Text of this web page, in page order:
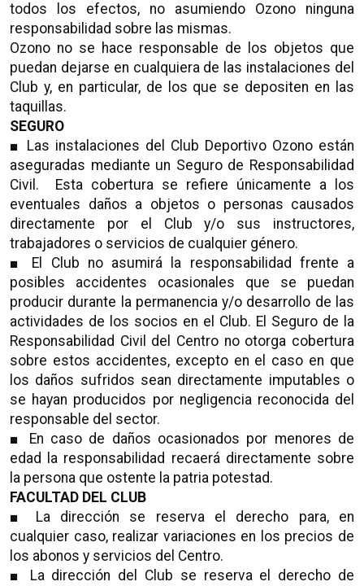
todos los efectos, no asumiendo Ozono ninguna
responsabilidad sobre las mismas.
Ozono no se hace responsable de los objetos que
puedan dejarse en cualquiera de las instalaciones del
Club y, en particular, de los que se depositen en las
taquillas.
SEGURO
■ Las instalaciones del Club Deportivo Ozono están
aseguradas mediante un Seguro de Responsabilidad
Civil. Esta cobertura se refiere únicamente a los
eventuales daños a objetos o personas causados
directamente por el Club y/o sus instructores,
trabajadores o servicios de cualquier género.
■ El Club no asumirá la responsabilidad frente a
posibles accidentes ocasionales que se puedan
producir durante la permanencia y/o desarrollo de las
actividades de los socios en el Club. El Seguro de la
Responsabilidad Civil del Centro no otorga cobertura
sobre estos accidentes, excepto en el caso en que
los daños sufridos sean directamente imputables o
se hayan producidos por negligencia reconocida del
responsable del sector.
■ En caso de daños ocasionados por menores de
edad la responsabilidad recaerá directamente sobre
la persona que ostente la patria potestad.
FACULTAD DEL CLUB
■ La dirección se reserva el derecho para, en
cualquier caso, realizar variaciones en los precios de
los abonos y servicios del Centro.
■ La dirección del Club se reserva el derecho de